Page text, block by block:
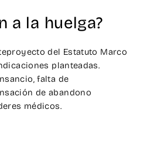
a la huelga?
del Estatuto Marco
planteadas.
falta de
de abandono
médicos.